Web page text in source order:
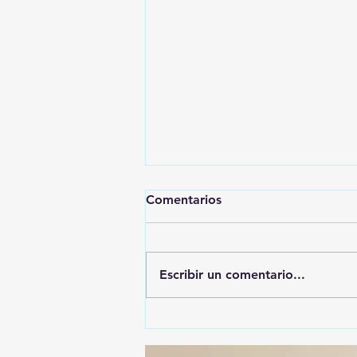
A PRESUNTO
Comentarios
Escribir un comentario...